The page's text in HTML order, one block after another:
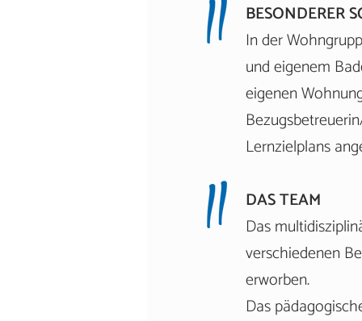
​BESONDERER
In der
und eigenem
eigenen
Lernzielplans
DAS TEAM
Das
verschiedenen
erworben.
Das